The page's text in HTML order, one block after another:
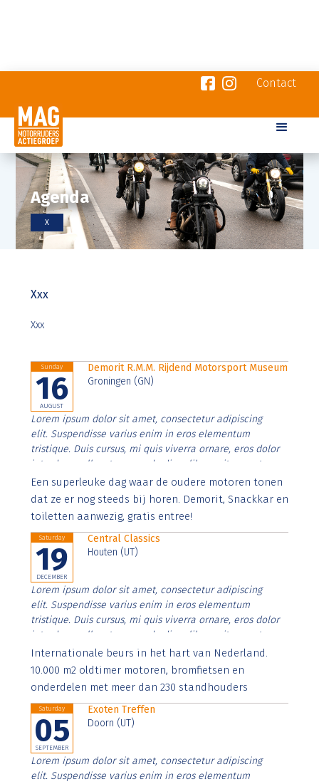
Contact
Agenda
X
Xxx
Xxx
Sunday
16
AUGUST
Demorit R.M.M. Rijdend Motorsport Museum
Groningen (GN)
Lorem ipsum dolor sit amet, consectetur adipiscing
elit. Suspendisse varius enim in eros elementum
tristique. Duis cursus, mi quis viverra ornare, eros dolor
interdum nulla, ut commodo diam libero vitae erat.
Aenean faucibus nibh et justo cursus id rutrum lorem
imperdiet. Nunc ut sem vitae risus tristique posuere.
Een superleuke dag waar de oudere motoren tonen
dat ze er nog steeds bij horen. Demorit, Snackkar en
toiletten aanwezig, gratis entree!
Saturday
19
DECEMBER
Central Classics
Houten (UT)
Lorem ipsum dolor sit amet, consectetur adipiscing
elit. Suspendisse varius enim in eros elementum
tristique. Duis cursus, mi quis viverra ornare, eros dolor
interdum nulla, ut commodo diam libero vitae erat.
Aenean faucibus nibh et justo cursus id rutrum lorem
imperdiet. Nunc ut sem vitae risus tristique posuere.
Internationale beurs in het hart van Nederland.
10.000 m2 oldtimer motoren, bromfietsen en
onderdelen met meer dan 230 standhouders
Saturday
05
SEPTEMBER
Exoten Treffen
Doorn (UT)
Lorem ipsum dolor sit amet, consectetur adipiscing
elit. Suspendisse varius enim in eros elementum